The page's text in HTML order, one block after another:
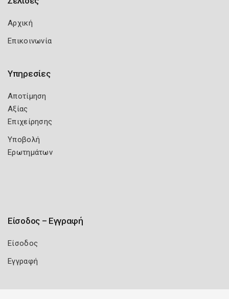
Αρχική
Επικοινωνία
Υπηρεσίες
Αποτίμηση
Αξίας
Επιχείρησης
Υποβολή
Ερωτημάτων
Είσοδος – Εγγραφή
Είσοδος
Εγγραφή